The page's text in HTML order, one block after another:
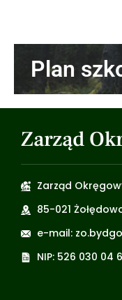
Plan
Zarząd
Zarząd
85-021
e-mail:
NIP: 526 030 04